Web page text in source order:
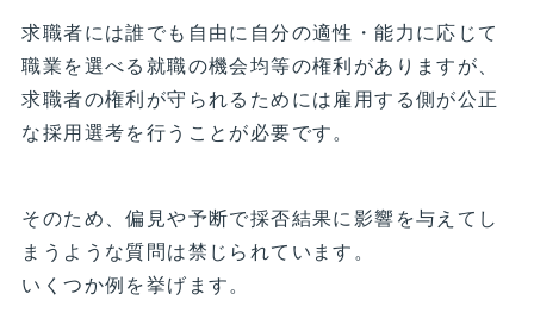
求職者には誰でも自由に自分の適性・能力に応じて
職業を選べる就職の機会均等の権利がありますが、
求職者の権利が守られるためには雇用する側が公正
な採用選考を行うことが必要です。
そのため、偏見や予断で採否結果に影響を与えてし
まうような質問は禁じられています。
いくつか例を挙げます。